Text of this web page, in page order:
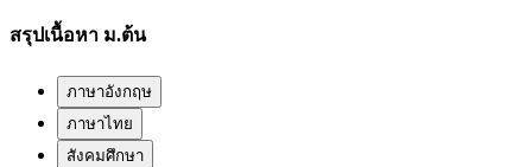
สรุปเนื้อหา ม.ต้น
ภาษาอังกฤษ
ภาษาไทย
สังคมศึกษา